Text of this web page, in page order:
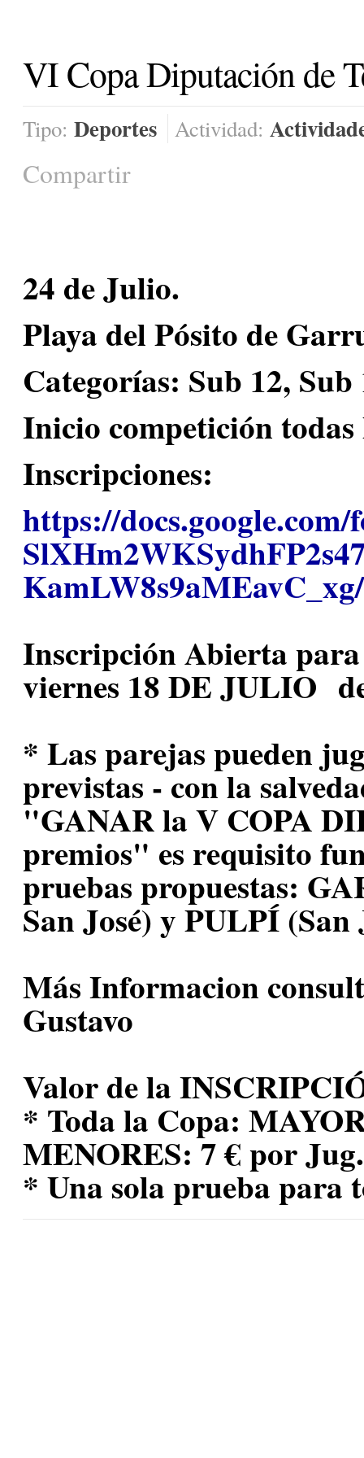
VI Copa Diputación de
Tipo: Deportes Actividad:
Compartir
24 de Julio.
Playa del Pósito de
Categorías: Sub 12,
Inicio competición
Inscripciones:
https://docs.google.com/
Inscripción Abierta
viernes 18 DE JULIO
* Las parejas pueden
previstas - con la
"GANAR la V COPA
premios" es requisito
pruebas propuestas:
San José) y PULPÍ
Más Informacion
Gustavo
Valor de la
* Toda la Copa:
MENORES: 7 € por Jug.
* Una sola prueba para